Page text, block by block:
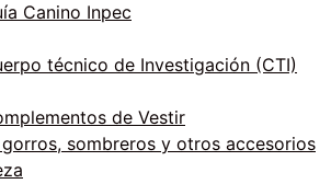
Canino Inpec
técnico de Investigación (CTI)
de Vestir
gorros, sombreros y otros accesorios